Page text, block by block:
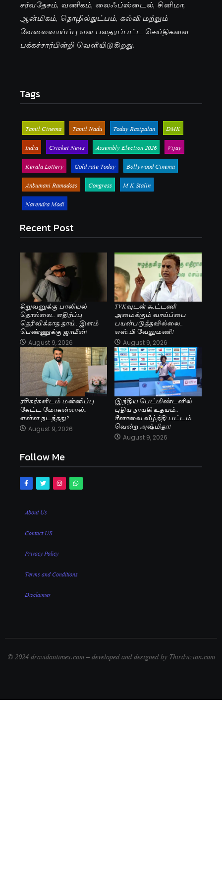
சர்வதேசம், வணிகம், லைஃப்ஸ்டைல், சினிமா,
ஆன்மிகம், தொழில்நுட்பம், கல்வி மற்றும்
வேலைவாய்ப்பு என பலதரப்பட்ட செய்திகளை
பக்கச்சார்பின்றி வெளியிடுகிறது.
Tags
Tamil Cinema Tamil Nadu Today Rasipalan
DMK
India
Cricket News Assembly Election 2026
Vijay
Kerala Lottery
Gold rate Today
Bollywood Cinema
Anbumani Ramadoss
Congress
M K Stalin
Narendra Modi
Recent Post
சிறுவனுக்கு பாலியல்
தொல்லை.. எதிர்ப்பு
தெரிவிக்காத தாய்.. இளம்
பெண்ணுக்கு ஜாமீன்!
August 9, 2026
TVKவுடன் கூட்டணி
அமைக்கும் வாய்ப்பை
பயன்படுத்தவில்லை..
எஸ்.பி வேலுமணி!
August 9, 2026
ரசிகர்களிடம் மன்னிப்பு
கேட்ட மோகன்லால்..
என்ன நடந்தது?
August 9, 2026
இந்திய பேட்மிண்டனில்
புதிய நாயகி உதயம்..
சீனாவை வீழ்த்தி பட்டம்
வென்ற அஷ்மிதா!
August 9, 2026
Follow Me
About Us
Contact US
Privacy Policy
Terms and Conditions
Disclaimer
© 2024 dravidantimes.com – developed and designed by Thirdvizion.com